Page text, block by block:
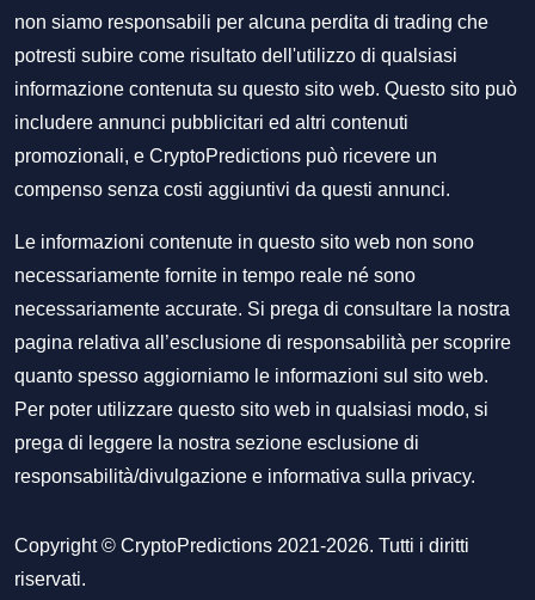
non siamo responsabili per alcuna perdita di trading che
potresti subire come risultato dell'utilizzo di qualsiasi
informazione contenuta su questo sito web. Questo sito può
includere annunci pubblicitari ed altri contenuti
promozionali, e CryptoPredictions può ricevere un
compenso senza costi aggiuntivi da questi annunci.
Le informazioni contenute in questo sito web non sono
necessariamente fornite in tempo reale né sono
necessariamente accurate. Si prega di consultare la nostra
pagina relativa all’esclusione di responsabilità per scoprire
quanto spesso aggiorniamo le informazioni sul sito web.
Per poter utilizzare questo sito web in qualsiasi modo, si
prega di leggere la nostra sezione esclusione di
responsabilità/divulgazione e informativa sulla privacy.
Copyright © CryptoPredictions 2021-2026. Tutti i diritti
riservati.